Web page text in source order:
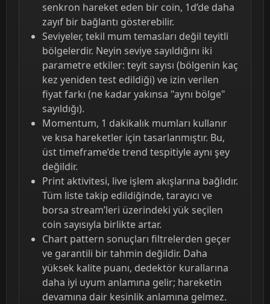
senkron hareket eden bir coin, 1d’de daha
zayıf bir bağlantı gösterebilir.
Seviyeler, tekil mum temasları değil teyitli
bölgelerdir. Neyin seviye sayıldığını iki
parametre etkiler: teyit sayısı (bölgenin kaç
kez yeniden test edildiği) ve izin verilen
fiyat farkı (ne kadar yakınsa "aynı bölge"
sayıldığı).
Momentum, 1 dakikalık mumları kullanır
ve kısa hareketler için tasarlanmıştır. Bu,
üst timeframe’de trend tespitiyle aynı şey
değildir.
Print aktivitesi, live işlem akışlarına bağlıdır.
Tüm liste takip edildiğinde, tarayıcı ve
borsa stream’leri üzerindeki yük seçilen
coin sayısıyla birlikte artar.
Chart pattern sonuçları filtrelerden geçer
ve garantili bir tahmin değildir. Daha
yüksek kalite puanı, dedektör kurallarına
daha iyi uyum anlamına gelir; hareketin
devamına dair kesinlik anlamına gelmez.